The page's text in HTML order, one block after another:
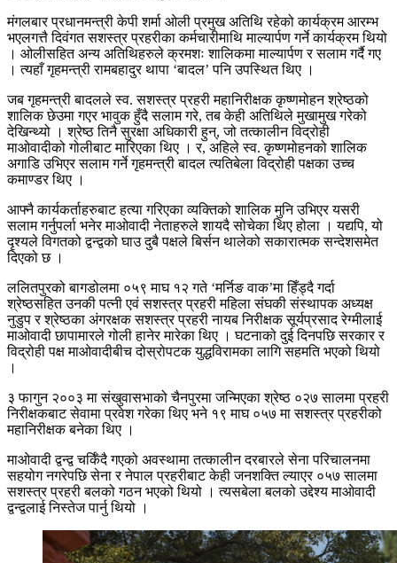
मंगलबार प्रधानमन्त्री केपी शर्मा ओली प्रमुख अतिथि रहेको कार्यक्रम आरम्भ
भएलगत्तै दिवंगत सशस्त्र प्रहरीका कर्मचारीमाथि माल्यार्पण गर्ने कार्यक्रम थियो
। ओलीसहित अन्य अतिथिहरुले क्रमशः शालिकमा माल्यार्पण र सलाम गर्दै गए
। त्यहाँ गृहमन्त्री रामबहादुर थापा ‘बादल’ पनि उपस्थित थिए ।
जब गृहमन्त्री बादलले स्व. सशस्त्र प्रहरी महानिरीक्षक कृष्णमोहन श्रेष्ठको
शालिक छेउमा गएर भावुक हुँदै सलाम गरे, तब केही अतिथिले मुखामुख गरेको
देखिन्थ्यो । श्रेष्ठ तिनै सुरक्षा अधिकारी हुन्, जो तत्कालीन विद्रोही
माओवादीको गोलीबाट मारिएका थिए । र, अहिले स्व. कृष्णमोहनको शालिक
अगाडि उभिएर सलाम गर्ने गृहमन्त्री बादल त्यतिबेला विद्रोही पक्षका उच्च
कमाण्डर थिए ।
आफ्नै कार्यकर्ताहरुबाट हत्या गरिएका व्यक्तिको शालिक मुनि उभिएर यसरी
सलाम गर्नुपर्ला भनेर माओवादी नेताहरुले शायदै सोचेका थिए होला । यद्यपि, यो
दृश्यले विगतको द्वन्द्वको घाउ दुबै पक्षले बिर्सन थालेको सकारात्मक सन्देशसमेत
दिएको छ ।
ललितपुरको बागडोलमा ०५९ माघ १२ गते ‘मर्निङ वाक’मा हिँड्दै गर्दा
श्रेष्ठसहित उनकी पत्नी एवं सशस्त्र प्रहरी महिला संघकी संस्थापक अध्यक्ष
नुडुप र श्रेष्ठका अंगरक्षक सशस्त्र प्रहरी नायब निरीक्षक सूर्यप्रसाद रेग्मीलाई
माओवादी छापामारले गोली हानेर मारेका थिए । घटनाको दुई दिनपछि सरकार र
विद्रोही पक्ष माओवादीबीच दोस्रोपटक युद्धविरामका लागि सहमति भएको थियो
।
३ फागुन २००३ मा संखुवासभाको चैनपुरमा जन्मिएका श्रेष्ठ ०२७ सालमा प्रहरी
निरीक्षकबाट सेवामा प्रवेश गरेका थिए भने १९ माघ ०५७ मा सशस्त्र प्रहरीको
महानिरीक्षक बनेका थिए ।
माओवादी द्वन्द्व चर्किँदै गएको अवस्थामा तत्कालीन दरबारले सेना परिचालनमा
सहयोग नगरेपछि सेना र नेपाल प्रहरीबाट केही जनशक्ति ल्याएर ०५७ सालमा
सशस्त्र प्रहरी बलको गठन भएको थियो । त्यसबेला बलको उद्देश्य माओवादी
द्वन्द्वलाई निस्तेज पार्नु थियो ।